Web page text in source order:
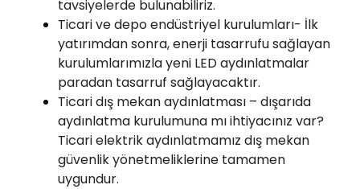
tavsiyelerde bulunabiliriz.
Ticari ve depo endüstriyel kurulumları- İlk
yatırımdan sonra, enerji tasarrufu sağlayan
kurulumlarımızla yeni LED aydınlatmalar
paradan tasarruf sağlayacaktır.
Ticari dış mekan aydınlatması – dışarıda
aydınlatma kurulumuna mı ihtiyacınız var?
Ticari elektrik aydınlatmamız dış mekan
güvenlik yönetmeliklerine tamamen
uygundur.